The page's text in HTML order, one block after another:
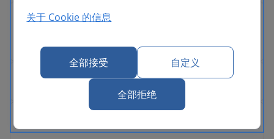
关于 Cookie 的信息
全部接受 自定义
全部拒绝